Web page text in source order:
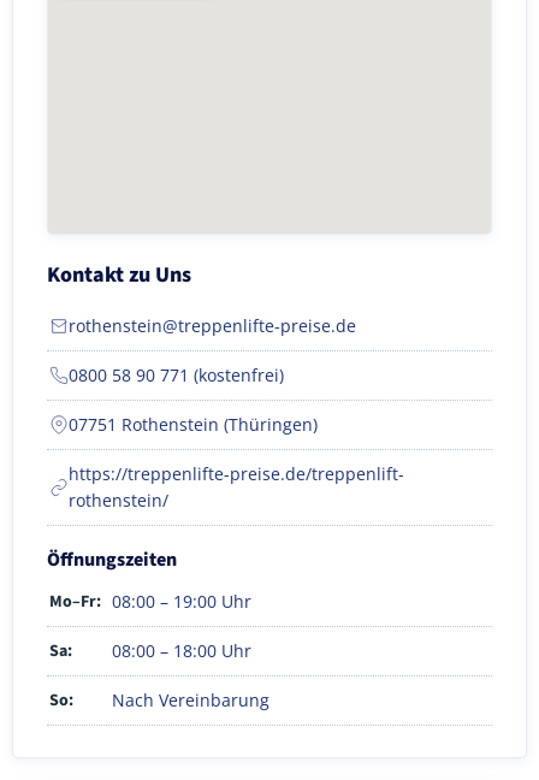
Kontakt zu Uns
rothenstein@treppenlifte-preise.de
0800 58 90 771 (kostenfrei)
07751 Rothenstein (Thüringen)
https://treppenlifte-preise.de/treppenlift-
rothenstein/
Öffnungszeiten
Mo–Fr: 08:00 – 19:00 Uhr
Sa: 08:00 – 18:00 Uhr
So: Nach Vereinbarung